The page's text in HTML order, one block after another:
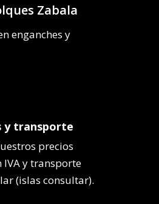
Zabala
enganches y
y transporte
precios
IVA y transporte
(islas consultar).